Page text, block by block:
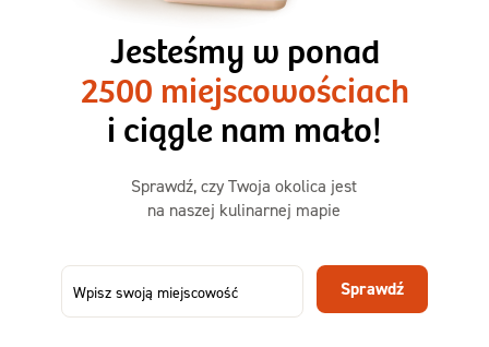
1500kcal - 2250kcal
3 sycące posiłki o większej objętości. Mniej dań,
ta sama wygoda!
50,31 zł
73,99
-32%
Menu
Jesteśmy w ponad
2500 miejscowościach
i ciągle nam mało!
Sprawdź, czy Twoja okolica jest
na naszej kulinarnej mapie
Sprawdź